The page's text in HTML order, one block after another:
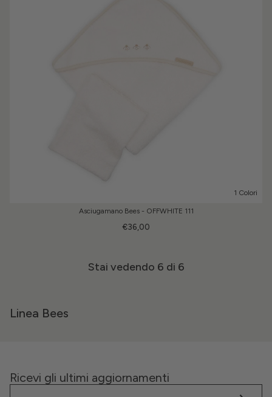
1 Colori
Asciugamano Bees - OFFWHITE 111
€36,00
Stai vedendo 6 di 6
Linea Bees
Ricevi gli ultimi aggiornamenti